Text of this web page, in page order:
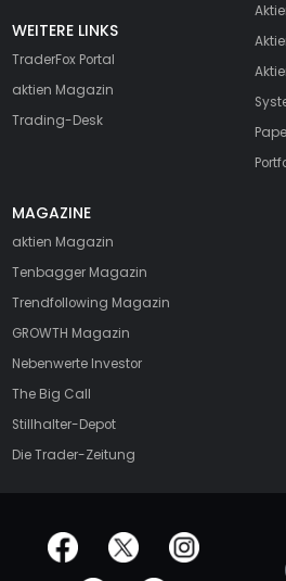
WEITERE LINKS
TraderFox Portal
aktien Magazin
Trading-Desk
MAGAZINE
aktien Magazin
Tenbagger Magazin
Trendfollowing Magazin
GROWTH Magazin
Nebenwerte Investor
The Big Call
Stillhalter-Depot
Die Trader-Zeitung
offizielle Social Media-Accounts